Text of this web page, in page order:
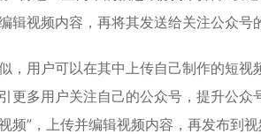
辑视频内容，再将其发送给关注公众号
，用户可以在其中上传自己制作的短视
更多用户关注自己的公众号，提升公众
”，上传并编辑视频内容，再发布到视